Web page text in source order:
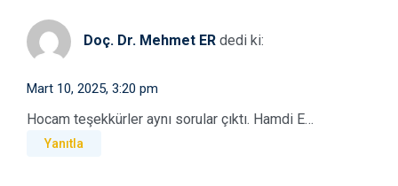
Doç. Dr. Mehmet ER dedi ki:
Mart 10, 2025, 3:20 pm
Hocam teşekkürler aynı sorular çıktı. Hamdi E…
Yanıtla